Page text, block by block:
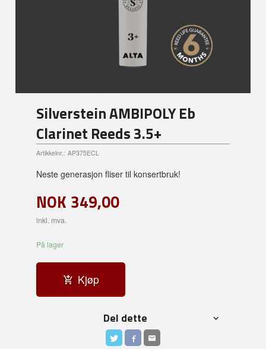
Silverstein AMBIPOLY Eb
Clarinet Reeds 3.5+
Artikkelnr.: AP375ECL
Neste generasjon fliser til konsertbruk!
NOK 349,00
inkl. mva.
På lager
Kjøp
Del dette